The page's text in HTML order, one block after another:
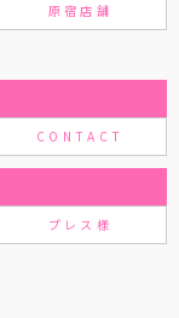
原宿店舗
CONTACT
プレス様